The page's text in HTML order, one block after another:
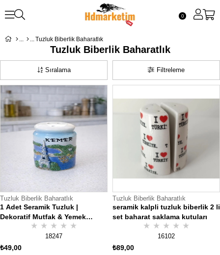
0
Tuzluk Biberlik Baharatlık
Tuzluk Biberlik Baharatlık
Filtreleme
Sıralama
Tuzluk Biberlik Baharatlık
1 Adet Seramik Tuzluk |
Dekoratif Mutfak & Yemek
Masası Aksesuarı | Şık ve
Dayanıklı Tasarım
★ ★ ★ ★ ★
18247
₺49,00
Tuzluk Biberlik Baharatlık
seramik kalpli tuzluk biberlik 2 li
set baharat saklama kutuları
★ ★ ★ ★ ★
16102
₺89,00